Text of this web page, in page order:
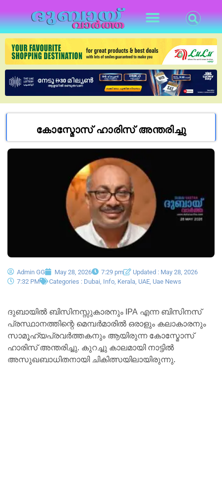
കോസ്മോസ് ഹാരിസ് അന്തരിച്ചു
Admin GG May 28, 2026 7:29 pm
Updated : May 28, 2026
7:32 PM
Categories : Dubai Info Kerala UAE Uae News
ദുബായിൽ ബിസിനസ്സുകാരനും IPA എന്ന ബിസിനസ്
പ്രസ്ഥാനത്തിന്റെ മെമ്പർമാരിൽ ഒരാളും കലാകാരനും
സാമൂഹ്യപ്രവർത്തകനും ആയിരുന്ന കോസ്മോസ്
ഹാരിസ് അന്തരിച്ചു. കുറച്ചു കാലമായി നാട്ടിൽ
അസുഖബാധിതനായി ചികിത്സയിലായിരുന്നു.